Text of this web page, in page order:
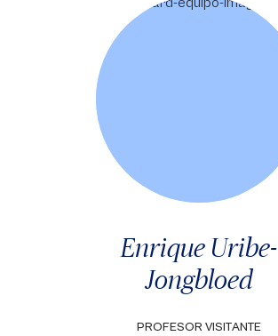
Enrique Uribe-
Jongbloed
PROFESOR VISITANTE